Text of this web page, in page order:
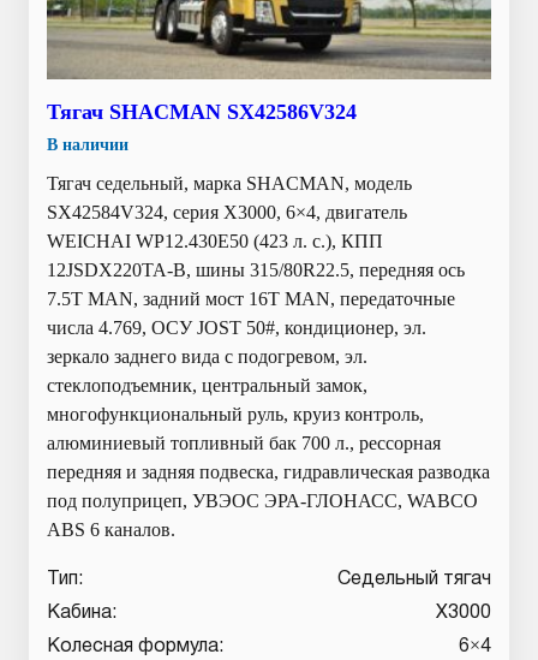
Тягач SHACMAN SX42586V324
В наличии
Тягач седельный, марка SHACMAN, модель
SX42584V324, серия Х3000, 6×4, двигатель
WEICHAI WP12.430E50 (423 л. с.), КПП
12JSDX220TA-B, шины 315/80R22.5, передняя ось
7.5T MAN, задний мост 16T MAN, передаточные
числа 4.769, ОСУ JOST 50#, кондиционер, эл.
зеркало заднего вида с подогревом, эл.
стеклоподъемник, центральный замок,
многофункциональный руль, круиз контроль,
алюминиевый топливный бак 700 л., рессорная
передняя и задняя подвеска, гидравлическая разводка
под полуприцеп, УВЭОС ЭРА-ГЛОНАСС, WABCO
ABS 6 каналов.
Тип:
Седельный тягач
Кабина:
X3000
Колесная формула:
6×4